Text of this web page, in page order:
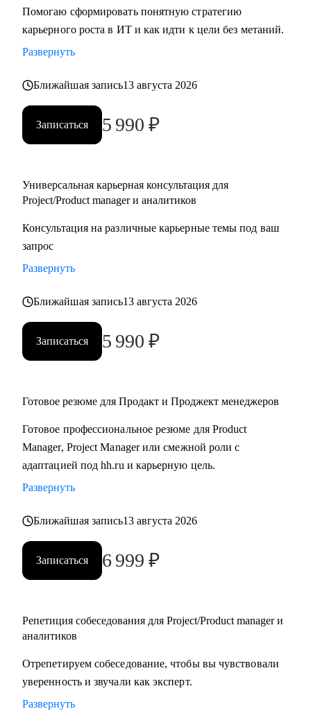
Помогаю сформировать понятную стратегию
карьерного роста в ИТ и как идти к цели без метаний.
Развернуть
Ближайшая запись13 августа 2026
Записаться 5 990 ₽
Универсальная карьерная консультация для
Project/Product manager и аналитиков
Консультация на различные карьерные темы под ваш
запрос
Развернуть
Ближайшая запись13 августа 2026
Записаться 5 990 ₽
Готовое резюме для Продакт и Проджект менеджеров
Готовое профессиональное резюме для Product
Manager, Project Manager или смежной роли с
адаптацией под hh.ru и карьерную цель.
Развернуть
Ближайшая запись13 августа 2026
Записаться 6 999 ₽
Репетиция собеседования для Project/Product manager и
аналитиков
Отрепетируем собеседование, чтобы вы чувствовали
уверенность и звучали как эксперт.
Развернуть